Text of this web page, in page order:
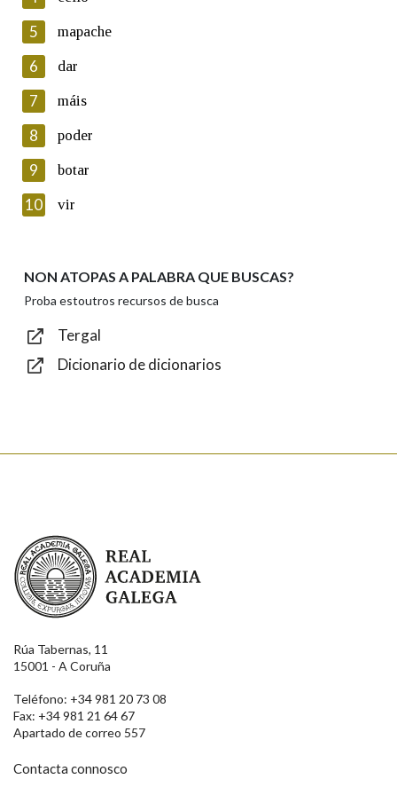
Lin e acepto as condicións da política de
Introduce o código que aparece na imaxe:
Texto de verificación
Enviar
5 mapache
6 dar
7 máis
8 poder
9 botar
10 vir
NON ATOPAS A PALABRA QUE BUSCAS?
Proba estoutros recursos de busca
Tergal
Dicionario de dicionarios
Real Academia Galega
Rúa Tabernas, 11
15001 - A Coruña
Teléfono: +34 981 20 73 08
Fax: +34 981 21 64 67
Apartado de correo 557
Contacta connosco